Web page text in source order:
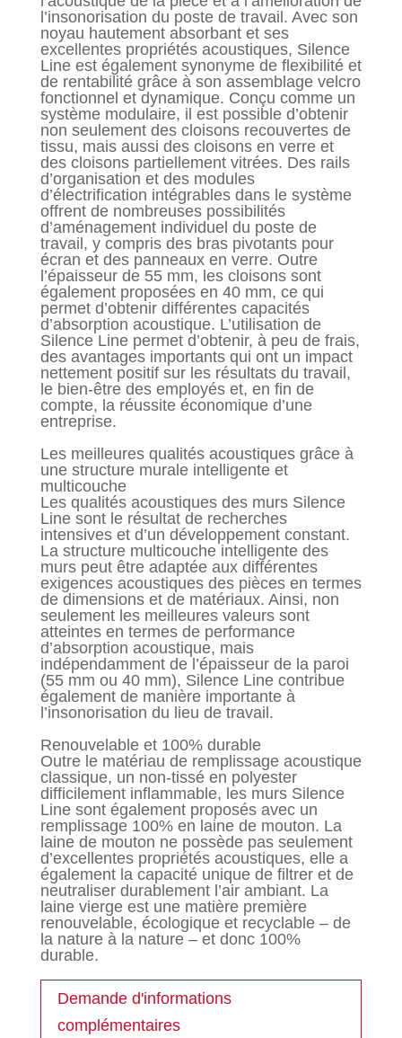
l’insonorisation du poste de travail. Avec son
noyau hautement absorbant et ses
excellentes propriétés acoustiques, Silence
Line est également synonyme de flexibilité et
de rentabilité grâce à son assemblage velcro
fonctionnel et dynamique. Conçu comme un
système modulaire, il est possible d’obtenir
non seulement des cloisons recouvertes de
tissu, mais aussi des cloisons en verre et
des cloisons partiellement vitrées. Des rails
d’organisation et des modules
d’électrification intégrables dans le système
offrent de nombreuses possibilités
d’aménagement individuel du poste de
travail, y compris des bras pivotants pour
écran et des panneaux en verre. Outre
l’épaisseur de 55 mm, les cloisons sont
également proposées en 40 mm, ce qui
permet d’obtenir différentes capacités
d’absorption acoustique. L’utilisation de
Silence Line permet d’obtenir, à peu de frais,
des avantages importants qui ont un impact
nettement positif sur les résultats du travail,
le bien-être des employés et, en fin de
compte, la réussite économique d’une
entreprise.
Les meilleures qualités acoustiques grâce à
une structure murale intelligente et
multicouche
Les qualités acoustiques des murs Silence
Line sont le résultat de recherches
intensives et d’un développement constant.
La structure multicouche intelligente des
murs peut être adaptée aux différentes
exigences acoustiques des pièces en termes
de dimensions et de matériaux. Ainsi, non
seulement les meilleures valeurs sont
atteintes en termes de performance
d’absorption acoustique, mais
indépendamment de l’épaisseur de la paroi
(55 mm ou 40 mm), Silence Line contribue
également de manière importante à
l’insonorisation du lieu de travail.
Renouvelable et 100% durable
Outre le matériau de remplissage acoustique
classique, un non-tissé en polyester
difficilement inflammable, les murs Silence
Line sont également proposés avec un
remplissage 100% en laine de mouton. La
laine de mouton ne possède pas seulement
d’excellentes propriétés acoustiques, elle a
également la capacité unique de filtrer et de
neutraliser durablement l’air ambiant. La
laine vierge est une matière première
renouvelable, écologique et recyclable – de
la nature à la nature – et donc 100%
durable.
Demande d'informations
complémentaires